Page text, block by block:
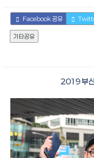
Facebook 공유
기타공유
2019 부